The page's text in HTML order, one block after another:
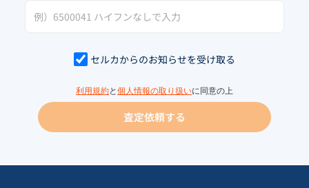
セルカからのお知らせを受け取る
利用規約と 個人情報の取り扱いに同意の上
査定依頼する